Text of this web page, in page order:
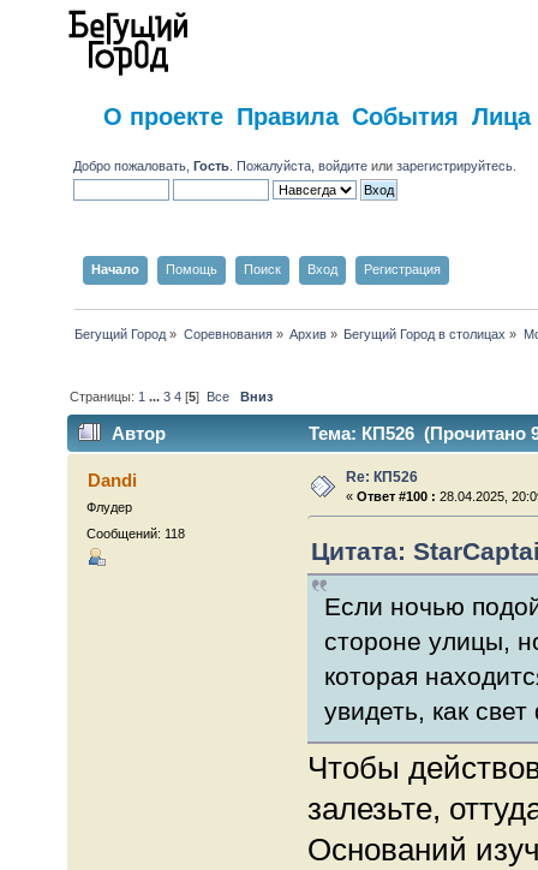
О проекте Правила События Лица
Добро пожаловать,Гость . Пожалуйста,войдите илизарегистрируйтесь
Начало Помощь Поиск Вход Регистрация
Бегущий Город » Соревнования» Архив » Бегущий Город в столицах »
Страницы: 1 ...3 4 [5] Все Вниз
Автор Тема: КП526 (Прочитано
Dandi
Флудер
Сообщений: 118
Re: КП526
«Ответ #100 : 28.04.2025,
Цитата:
Если ночью
стороне улицы,
которая
увидеть, как
Чтобы
залезьте,
Оснований